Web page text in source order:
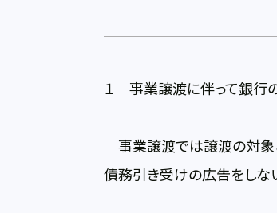
１ 事業譲渡に伴って銀行
事業譲渡では譲渡の対象
債務引き受けの広告をしな